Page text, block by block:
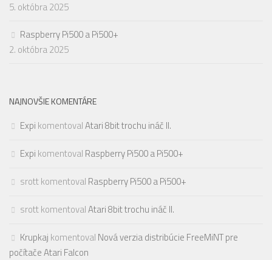
5. októbra 2025
Raspberry Pi500 a Pi500+
2. októbra 2025
NAJNOVŠIE KOMENTÁRE
Expi komentovalAtari 8bit trochu ináč II.
Expi komentoval Raspberry Pi500 a Pi500+
srottkomentoval Raspberry Pi500 a Pi500+
srottkomentovalAtari 8bit trochu ináč II.
Krupkaj komentoval Nová verzia distribúcie FreeMiNT pre
počítače Atari Falcon